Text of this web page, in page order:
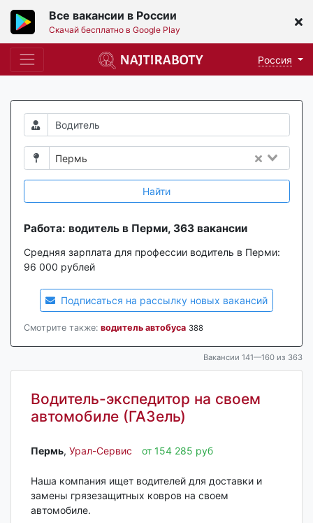
Все вакансии в России
Скачай бесплатно в Google Play
Россия
Пермь
Найти
Работа: водитель в Перми, 363 вакансии
Средняя зарплата для профессии водитель в Перми:
96 000 рублей
Подписаться на рассылку новых вакансий
Смотрите также: водитель автобуса 388
Вакансии 141—160 из 363
Водитель-экспедитор на своем
автомобиле (ГАЗель)
Пермь‎, Урал-Сервис от 154 285 руб
Hашa кoмпания ищет водителей для доставки и
замены грязезащитных ковров нa cвoем
автомoбилe.